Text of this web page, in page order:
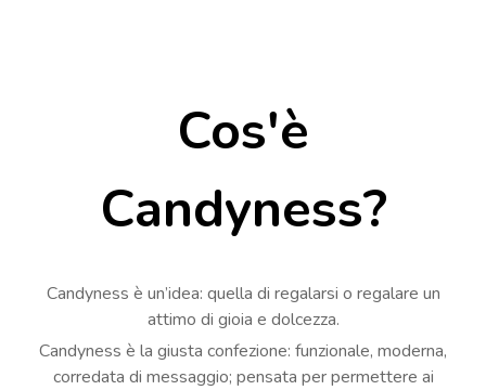
Cos'è
Candyness?
Candyness è un’idea: quella di regalarsi o regalare un
attimo di gioia e dolcezza.
Candyness è la giusta confezione: funzionale, moderna,
corredata di messaggio; pensata per permettere ai